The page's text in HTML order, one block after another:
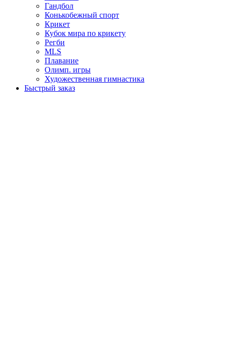
Гандбол
Конькобежный спорт
Крикет
Кубок мира по крикету
Регби
MLS
Плавание
Олимп. игры
Художественная гимнастика
Быстрый заказ